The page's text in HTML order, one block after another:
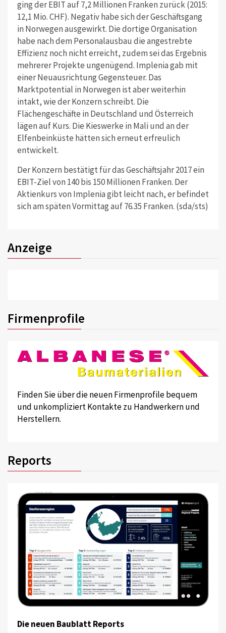
ging der EBIT auf 7,2 Millionen Franken zurück (2015:
12,1 Mio. CHF). Negativ habe sich der Geschäftsgang
in Norwegen ausgewirkt. Die dortige Organisation
habe nach dem Personalausbau die angestrebte
Effizienz noch nicht erreicht, zudem sei das Ergebnis
mehrerer Projekte ungenügend. Implenia gab mit
einer Neuausrichtung Gegensteuer. Das
Marktpotential in Norwegen ist aber weiterhin
intakt, wie der Konzern schreibt. Die
Flächengeschäfte in Deutschland und Österreich
lägen auf Kurs. Die Kieswerke in Mali und an der
Elfenbeinküste hätten sich erneut erfreulich
entwickelt.
Der Konzern bestätigt für das Geschäftsjahr 2017 ein
EBIT-Ziel von 140 bis 150 Millionen Franken. Der
Aktienkurs von Implenia gibt leicht nach, er befindet
sich am späten Vormittag auf 76.35 Franken. (sda/sts)
Anzeige
Firmenprofile
Finden Sie über die neuen Firmenprofile bequem
und unkompliziert Kontakte zu Handwerkern und
Herstellern.
Reports
Die neuen Baublatt Reports